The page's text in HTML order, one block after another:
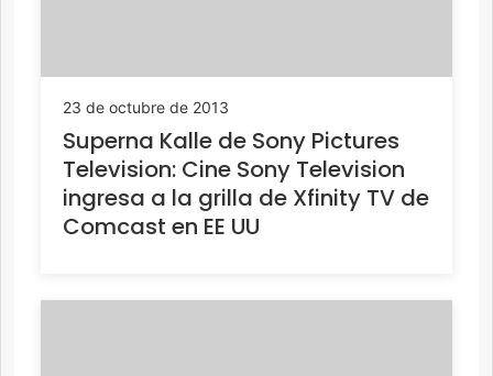
23 de octubre de 2013
Superna Kalle de Sony Pictures
Television: Cine Sony Television
ingresa a la grilla de Xfinity TV de
Comcast en EE UU